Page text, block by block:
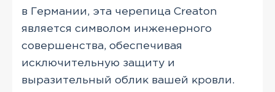
в Германии, эта черепица Creaton
является символом инженерного
совершенства, обеспечивая
исключительную защиту и
выразительный облик вашей кровли.